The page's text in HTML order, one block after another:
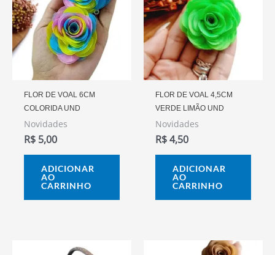
FLOR DE VOAL 6CM
COLORIDA UND
Novidades
R$ 5,00
ADICIONAR
AO
CARRINHO
FLOR DE VOAL 4,5CM
VERDE LIMÃO UND
Novidades
R$4,50
ADICIONAR
AO
CARRINHO